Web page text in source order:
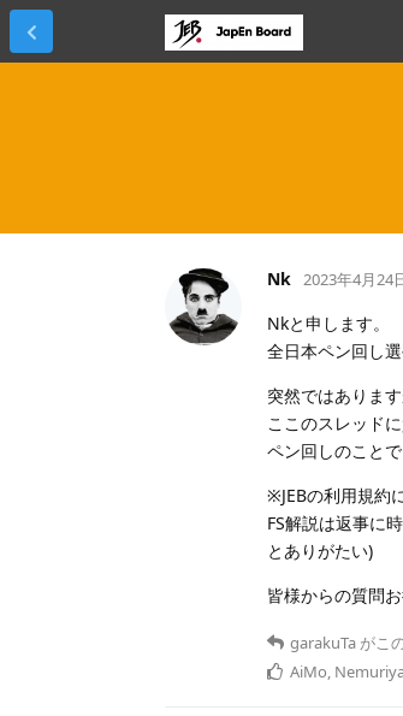
Nk 2023年4月24
Nkと申します。
全日本ペン回し
突然ではありま
ここのスレッド
ペン回しのこと
※JEBの利用規約
FS解説は返事に
とありがたい)
皆様からの質問
garakuTa がこ
AiMo,